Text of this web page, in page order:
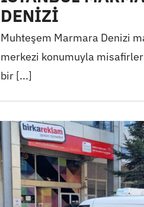
DENİZİ
Muhteşem Marmara Denizi
merkezi konumuyla
bir [...]